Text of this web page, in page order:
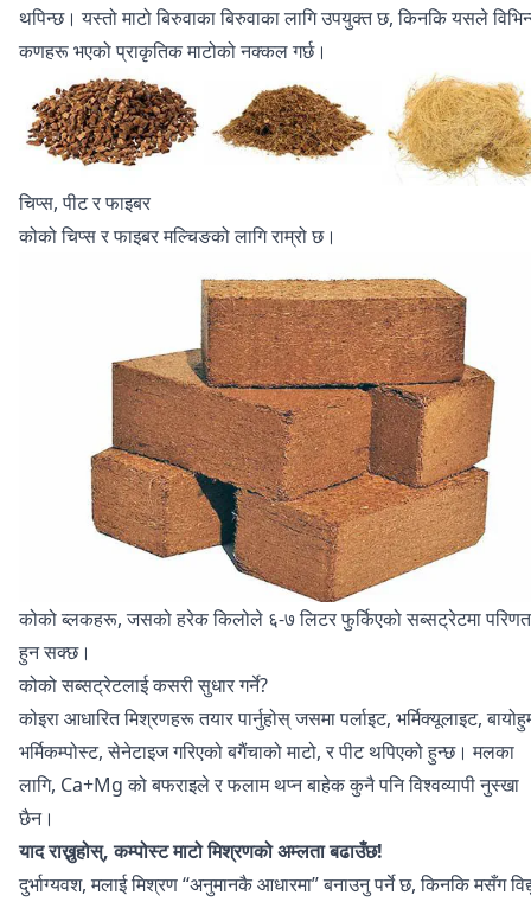
थपिन्छ। यस्तो माटो बिरुवाका बिरुवाका लागि उपयुक्त छ, किनकि यसले
कणहरू भएको प्राकृतिक माटोको नक्कल गर्छ।
चिप्स, पीट र फाइबर
कोको चिप्स र फाइबर मल्चिङको लागि राम्रो छ।
कोको ब्लकहरू, जसको हरेक किलोले ६-७ लिटर फुर्किएको सब्सट्रेटमा परिणत
हुन सक्छ।
कोको सब्सट्रेटलाई कसरी सुधार गर्ने?
कोइरा आधारित मिश्रणहरू तयार पार्नुहोस् जसमा पर्लाइट, भर्मिक्यूलाइट,
भर्मिकम्पोस्ट, सेनेटाइज गरिएको बगैंचाको माटो, र पीट थपिएको हुन्छ। मलका
लागि, Ca+Mg को बफराइले र फलाम थप्न बाहेक कुनै पनि विश्वव्यापी नुस्खा
छैन।
याद राख्नुहोस्, कम्पोस्ट माटो मिश्रणको अम्लता बढाउँछ!
दुर्भाग्यवश, मलाई मिश्रण “अनुमानकै आधारमा” बनाउनु पर्ने छ, किनकि मसँग